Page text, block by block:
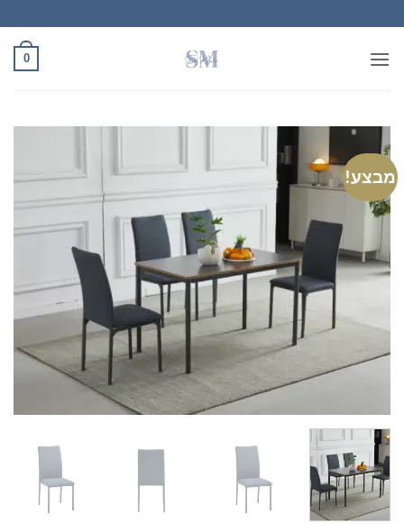
to
content
0
מבצע!